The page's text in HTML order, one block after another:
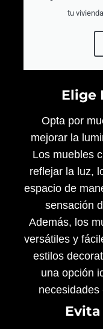
tu
Elige
Opta por
mejorar la
Los muebles
reflejar la luz,
espacio de
sensación
Además, los
versátiles y
estilos
una opción